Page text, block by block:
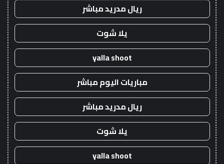
ريال مدريد مباشر
يلا شوت
yalla shoot
مباريات اليوم مباشر
ريال مدريد مباشر
يلا شوت
yalla shoot